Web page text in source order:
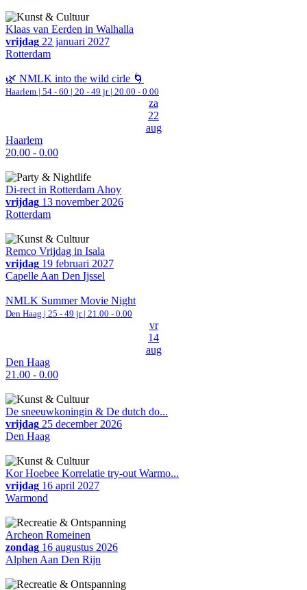
Klaas van Eerden in Walhalla
vrijdag 22 januari 2027
Rotterdam
🌿 NMLK into the wild cirle 🌀
Haarlem | 54 - 60 | 20 - 49 jr | 20.00 - 0.00
za
22
aug
Haarlem
20.00 - 0.00
Di-rect in Rotterdam Ahoy
vrijdag 13 november 2026
Rotterdam
Remco Vrijdag in Isala
vrijdag 19 februari 2027
Capelle Aan Den Ijssel
NMLK Summer Movie Night
Den Haag | 25 - 49 jr | 21.00 - 0.00
vr
14
aug
Den Haag
21.00 - 0.00
De sneeuwkoningin & De dutch do...
vrijdag 25 december 2026
Den Haag
Kor Hoebee Korrelatie try-out Warmo...
vrijdag 16 april 2027
Warmond
Archeon Romeinen
zondag 16 augustus 2026
Alphen Aan Den Rijn